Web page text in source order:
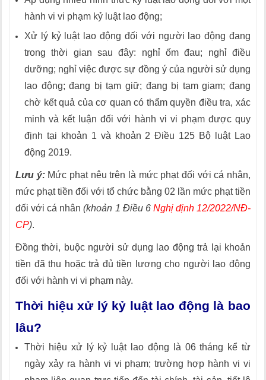
hành vi vi phạm kỷ luật lao động;
Xử lý kỷ luật lao động đối với người lao động đang
trong thời gian sau đây: nghỉ ốm đau; nghỉ điều
dưỡng; nghỉ việc được sự đồng ý của người sử dụng
lao động; đang bị tạm giữ; đang bị tạm giam; đang
chờ kết quả của cơ quan có thẩm quyền điều tra, xác
minh và kết luận đối với hành vi vi phạm được quy
định tại khoản 1 và khoản 2 Điều 125 Bộ luật Lao
động 2019.
Lưu ý:Mức phạt nêu trên là mức phạt đối với cá nhân,
mức phạt tiền đối với tổ chức bằng 02 lần mức phạt tiền
đối với cá nhân(khoản 1 Điều 6 Nghị định 12/2022/NĐ-
CP).
Đồng thời, buộc người sử dụng lao động trả lại khoản
tiền đã thu hoặc trả đủ tiền lương cho người lao động
đối với hành vi vi phạm này.
Thời hiệu xử lý kỷ luật lao động là bao
lâu?
Thời hiệu xử lý kỷ luật lao động là 06 tháng kể từ
ngày xảy ra hành vi vi phạm; trường hợp hành vi vi